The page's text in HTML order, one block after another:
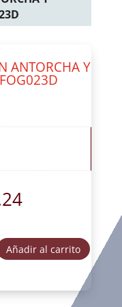
ANTORCHA Y
Añadir al carrito